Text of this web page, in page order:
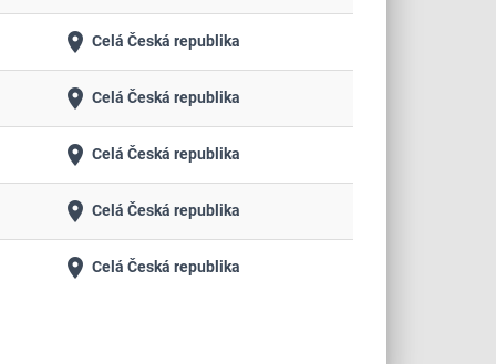
place Celá Česká republika
place Celá Česká republika
place Celá Česká republika
place Celá Česká republika
place Celá Česká republika